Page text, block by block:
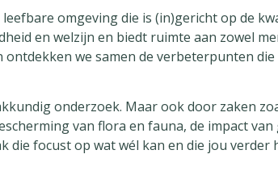
omgeving die is (in)gericht op de
en welzijn en biedt ruimte aan zowel
we samen de verbeterpunten
onderzoek. Maar ook door zaken
van flora en fauna, de impact
focust op wat wél kan en die jou verder